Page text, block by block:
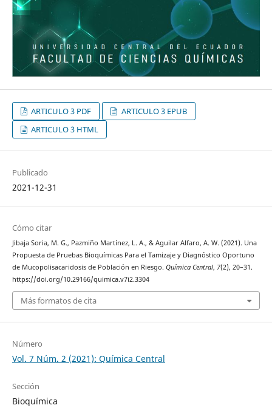
ARTICULO 3 PDF
ARTICULO 3 EPUB
ARTICULO 3 HTML
Publicado
2021-12-31
Cómo citar
Jibaja Soria, M. G., Pazmiño Martínez, L. A., & Aguilar Alfaro, A. W. (2021). Una
Propuesta de Pruebas Bioquímicas Para el Tamizaje y Diagnóstico Oportuno
de Mucopolisacaridosis de Población en Riesgo. Química Central, 7(2), 20–31.
https://doi.org/10.29166/quimica.v7i2.3304
Más formatos de cita
Número
Vol. 7 Núm. 2 (2021): Química Central
Sección
Bioquímica